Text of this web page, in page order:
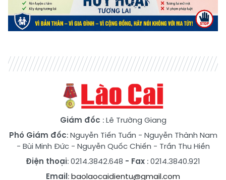
Giám đốc : Lê Trường Giang
Phó Giám đốc:Nguyễn Tiến Tuấn - Nguyễn Thành Nam
- Bùi Minh Đức- Nguyễn Quốc Chiến - Trần Thu Hiền
Điện thoại: 0214.3842.648 - Fax : 0214.3840.921
Email:baolaocaidientu@gmail.com